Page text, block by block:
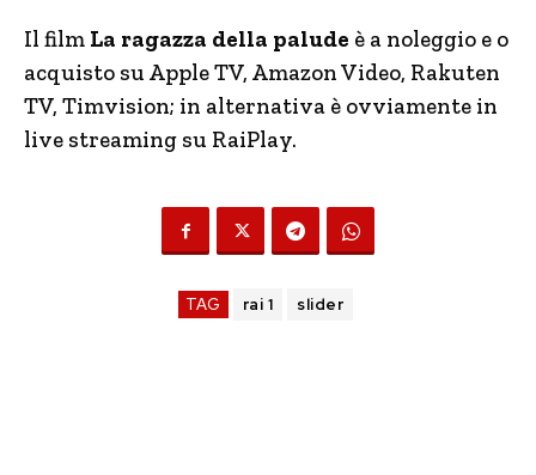
Il film La ragazza della palude è a noleggio e o
acquisto su Apple TV, Amazon Video, Rakuten
TV, Timvision; in alternativa è ovviamente in
live streaming su RaiPlay.
TAG rai 1 slider